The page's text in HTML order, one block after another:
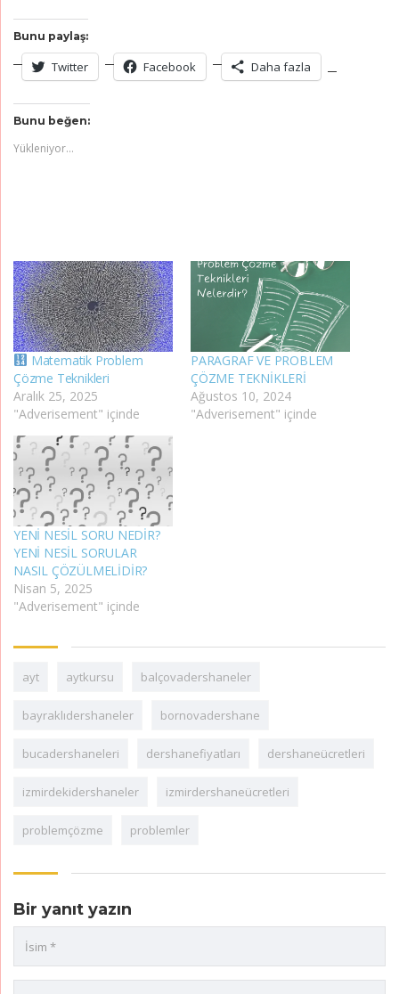
Bunu paylaş:
Twitter Facebook Daha fazla
Bunu beğen:
Yükleniyor...
Matematik Problem
Çözme Teknikleri
Aralık 25, 2025
"Adverisement" içinde
PARAGRAF VE PROBLEM
ÇÖZME TEKNİKLERİ
Ağustos 10, 2024
"Adverisement" içinde
YENİ NESİL SORU NEDİR?
YENİ NESİL SORULAR
NASIL ÇÖZÜLMELİDİR?
Nisan 5, 2025
"Adverisement" içinde
ayt aytkursu balçovadershaneler
bayraklıdershaneler bornovadershane
bucadershaneleri dershanefiyatları dershaneücretleri
izmirdekidershaneler izmirdershaneücretleri
problemçözme problemler
Bir yanıt yazın